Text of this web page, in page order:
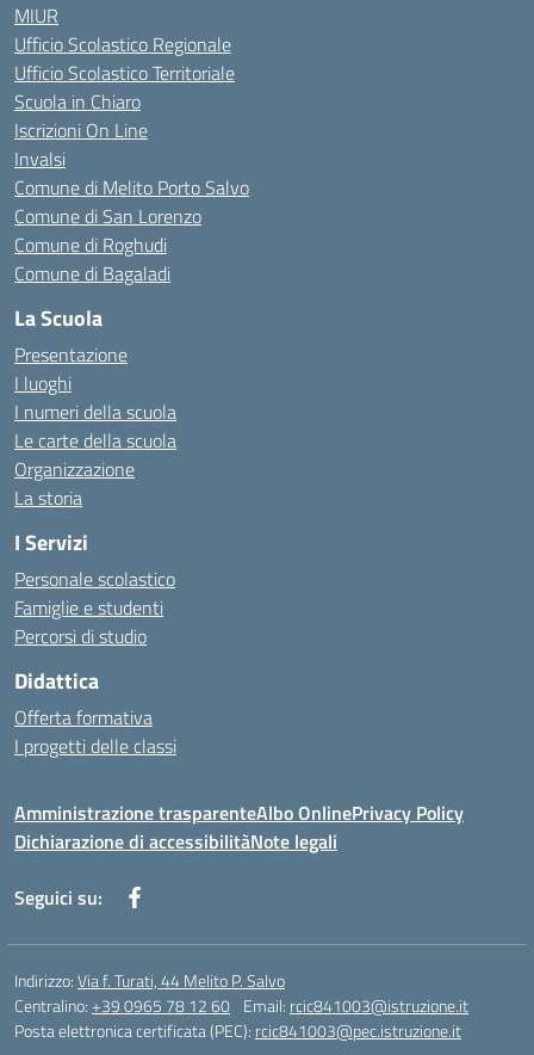
MIUR
Ufficio Scolastico Regionale
Ufficio Scolastico Territoriale
Scuola in Chiaro
Iscrizioni On Line
Invalsi
Comune di Melito Porto Salvo
Comune di San Lorenzo
Comune di Roghudi
Comune di Bagaladi
La Scuola
Presentazione
I luoghi
I numeri della scuola
Le carte della scuola
Organizzazione
La storia
I Servizi
Personale scolastico
Famiglie e studenti
Percorsi di studio
Didattica
Offerta formativa
I progetti delle classi
Amministrazione trasparenteAlbo OnlinePrivacy Policy
Dichiarazione di accessibilitàNote legali
Seguici su:
Indirizzo:Via f. Turati, 44 Melito P. Salvo
Centralino:+39 0965 78 12 60 Email: rcic841003@istruzione.it
Posta elettronica certificata (PEC): rcic841003@pec.istruzione.it